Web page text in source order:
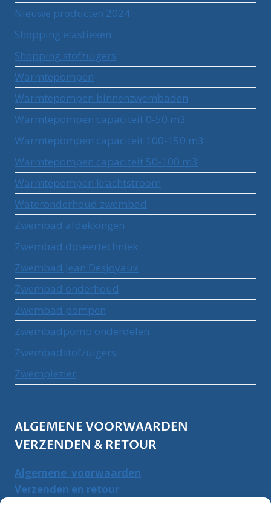
Nieuwe producten 2024
Shopping elastieken
Shopping stofzuigers
Warmtepompen
Warmtepompen binnenzwembaden
Warmtepompen capaciteit 0-50 m3
Warmtepompen capaciteit 100-150 m3
Warmtepompen capaciteit 50-100 m3
Warmtepompen krachtstroom
Wateronderhoud zwembad
Zwembad afdekkingen
Zwembad doseertechniek
Zwembad Jean Desjoyaux
Zwembad onderhoud
Zwembad pompen
Zwembadpomp onderdelen
Zwembadstofzuigers
Zwemplezier
ALGEMENE VOORWAARDEN
VERZENDEN & RETOUR
Algemene voorwaarden
Verzenden en retour